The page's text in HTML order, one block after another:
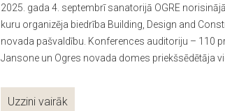
2025. gada 4. septembrī sanatorijā OGRE
kuru organizēja biedrība Building, Design and
novada pašvaldību. Konferences auditoriju – 110
Jansone un Ogres novada domes priekšsēdētāja
Uzzini vairāk